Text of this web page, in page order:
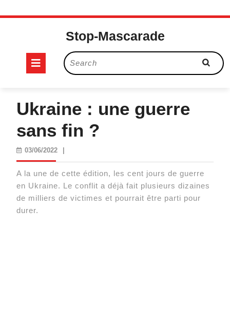
Skip
Stop-Mascarade
Open
Search
for:
Ukraine : une guerre
sans fin ?
03/06/202203/06/2022
A la une de cette édition, les cent jours de guerre
en Ukraine. Le conflit a déjà fait plusieurs dizaines
de milliers de victimes et pourrait être parti pour
durer.